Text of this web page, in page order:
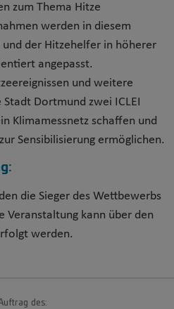
zum Thema Hitze
werden in diesem
der Hitzehelfer in höherer
angepasst.
und weitere
Dortmund zwei ICLEI
Klimamessnetz schaffen und
Sensibilisierung ermöglichen.
die Sieger des Wettbewerbs
Veranstaltung kann über den
werden.
des: